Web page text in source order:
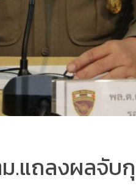
.แถลงผลจั